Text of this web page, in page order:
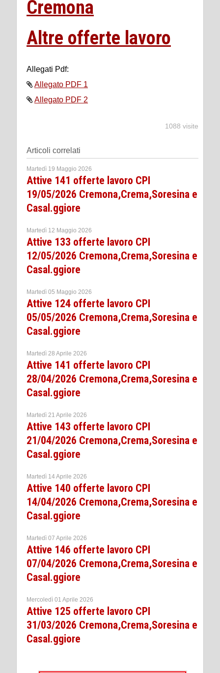
Cremona
Altre offerte lavoro
Allegati Pdf:
Allegato PDF 1
Allegato PDF 2
1088 visite
Articoli correlati
Martedì 19 Maggio 2026
Attive 141 offerte lavoro CPI
19/05/2026 Cremona,Crema,Soresina e
Casal.ggiore
Martedì 12 Maggio 2026
Attive 133 offerte lavoro CPI
12/05/2026 Cremona,Crema,Soresina e
Casal.ggiore
Martedì 05 Maggio 2026
Attive 124 offerte lavoro CPI
05/05/2026 Cremona,Crema,Soresina e
Casal.ggiore
Martedì 28 Aprile 2026
Attive 141 offerte lavoro CPI
28/04/2026 Cremona,Crema,Soresina e
Casal.ggiore
Martedì 21 Aprile 2026
Attive 143 offerte lavoro CPI
21/04/2026 Cremona,Crema,Soresina e
Casal.ggiore
Martedì 14 Aprile 2026
Attive 140 offerte lavoro CPI
14/04/2026 Cremona,Crema,Soresina e
Casal.ggiore
Martedì 07 Aprile 2026
Attive 146 offerte lavoro CPI
07/04/2026 Cremona,Crema,Soresina e
Casal.ggiore
Mercoledì 01 Aprile 2026
Attive 125 offerte lavoro CPI
31/03/2026 Cremona,Crema,Soresina e
Casal.ggiore